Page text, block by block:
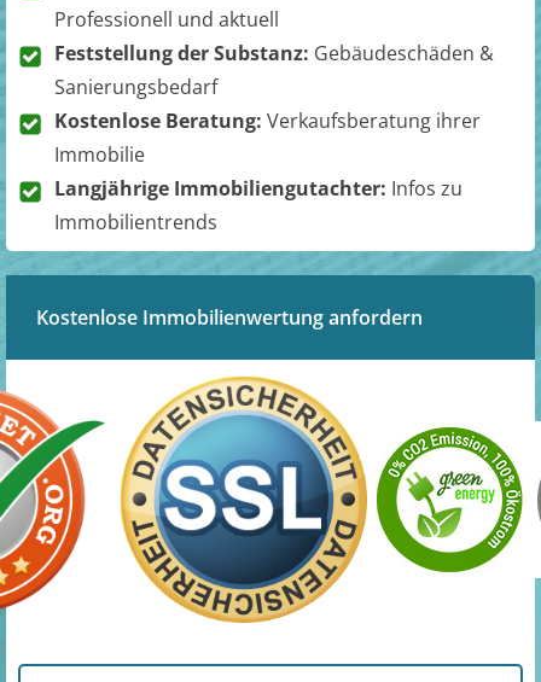
Professionell und aktuell
Feststellung der Substanz: Gebäudeschäden &
Sanierungsbedarf
Kostenlose Beratung: Verkaufsberatung ihrer
Immobilie
Langjährige Immobiliengutachter: Infos zu
Immobilientrends
Kostenlose Immobilienwertung anfordern